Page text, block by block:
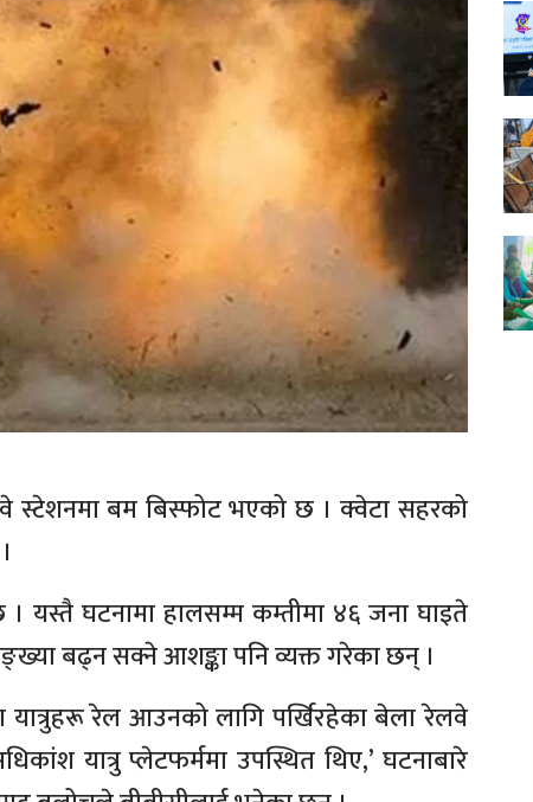
स्टेशनमा बम बिस्फोट भएको छ । क्वेटा सहरको
यस्तै घटनामा हालसम्म कम्तीमा ४६ जना घाइते
बढ्न सक्ने आशङ्का पनि व्यक्त गरेका छन् ।
यात्रुहरू रेल आउनको लागि पर्खिरहेका बेला रेलवे
यात्रु प्लेटफर्ममा उपस्थित थिए,’ घटनाबारे